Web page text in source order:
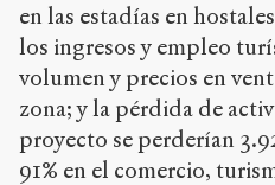
en las estadías en
los ingresos y empleo
volumen y precios en
zona; y la pérdida de
proyecto se perderían
91% en el comercio,